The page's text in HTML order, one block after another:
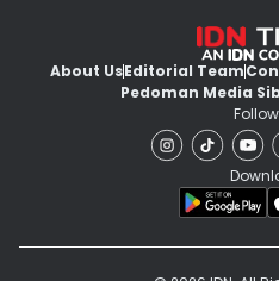
About UsEditorial Team
Pedoman Media